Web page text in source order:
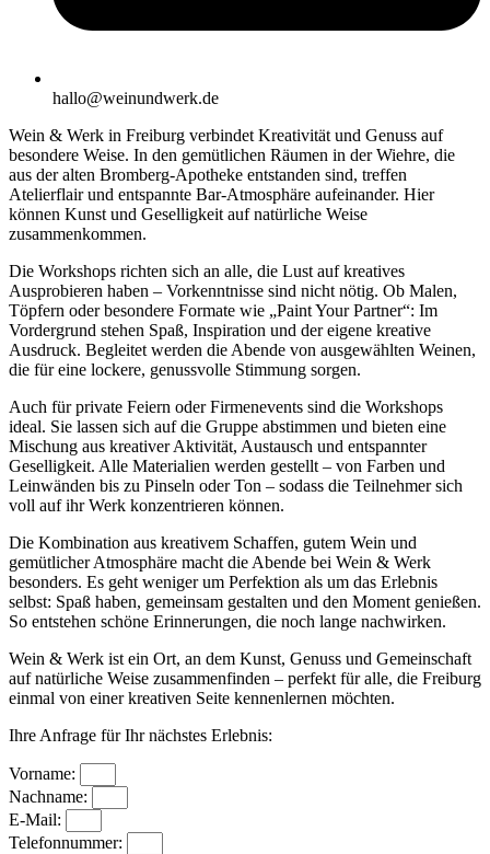
hallo@weinundwerk.de
Wein & Werk in Freiburg verbindet Kreativität und Genuss auf
besondere Weise. In den gemütlichen Räumen in der Wiehre, die
aus der alten Bromberg-Apotheke entstanden sind, treffen
Atelierflair und entspannte Bar-Atmosphäre aufeinander. Hier
können Kunst und Geselligkeit auf natürliche Weise
zusammenkommen.
Die Workshops richten sich an alle, die Lust auf kreatives
Ausprobieren haben – Vorkenntnisse sind nicht nötig. Ob Malen,
Töpfern oder besondere Formate wie „Paint Your Partner“: Im
Vordergrund stehen Spaß, Inspiration und der eigene kreative
Ausdruck. Begleitet werden die Abende von ausgewählten Weinen,
die für eine lockere, genussvolle Stimmung sorgen.
Auch für private Feiern oder Firmenevents sind die Workshops
ideal. Sie lassen sich auf die Gruppe abstimmen und bieten eine
Mischung aus kreativer Aktivität, Austausch und entspannter
Geselligkeit. Alle Materialien werden gestellt – von Farben und
Leinwänden bis zu Pinseln oder Ton – sodass die Teilnehmer sich
voll auf ihr Werk konzentrieren können.
Die Kombination aus kreativem Schaffen, gutem Wein und
gemütlicher Atmosphäre macht die Abende bei Wein & Werk
besonders. Es geht weniger um Perfektion als um das Erlebnis
selbst: Spaß haben, gemeinsam gestalten und den Moment genießen.
So entstehen schöne Erinnerungen, die noch lange nachwirken.
Wein & Werk ist ein Ort, an dem Kunst, Genuss und Gemeinschaft
auf natürliche Weise zusammenfinden – perfekt für alle, die Freiburg
einmal von einer kreativen Seite kennenlernen möchten.
Ihre Anfrage für Ihr nächstes Erlebnis:
Vorname:
Nachname:
E-Mail:
Telefonnummer: